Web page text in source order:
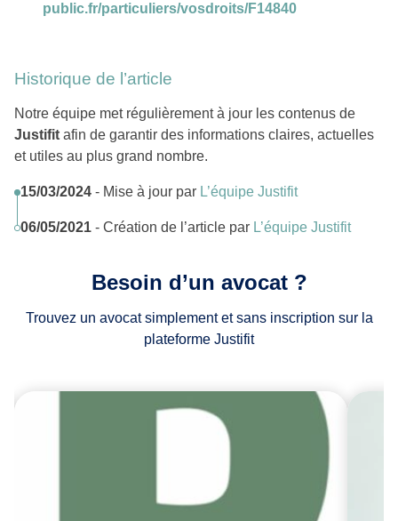
public.fr/particuliers/vosdroits/F14840
Historique de l’article
Notre équipe met régulièrement à jour les contenus de
Justifit afin de garantir des informations claires, actuelles
et utiles au plus grand nombre.
15/03/2024 - Mise à jour par L’équipe Justifit
06/05/2021 - Création de l’article par L’équipe Justifit
Besoin d’un avocat ?
Trouvez un avocat simplement et sans inscription sur la
plateforme Justifit